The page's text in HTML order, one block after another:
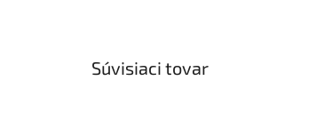
Súvisiaci tovar